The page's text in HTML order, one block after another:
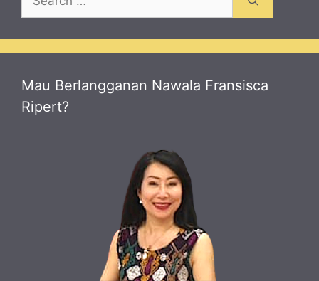
for:
Mau Berlangganan Nawala Fransisca
Ripert?